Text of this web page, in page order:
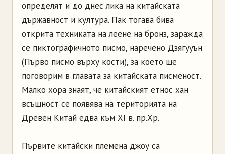
определят и до днес лика на китайската
държавност и култура. Пак тогава бива
открита техниката на леене на бронз, заражда
се пиктографичното писмо, наречено Дзягууън
(Първо писмо върху кости), за което ще
поговорим в главата за китайската писменост.
Малко хора знаят, че китайският етнос хан
всъщност се появява на територията на
Древен Китай едва към ХI в. пр.Хр.
Първите китайски племена джоу са